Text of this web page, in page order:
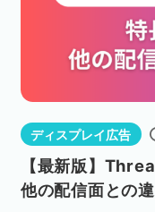
ディスプレイ広告
【最新版】
他の配信面との